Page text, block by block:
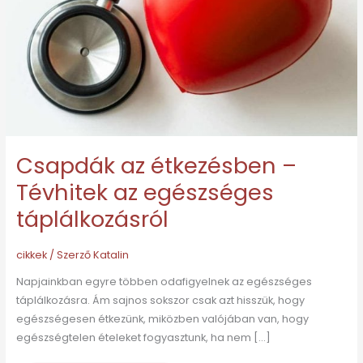
Csapdák az étkezésben –
Tévhitek az egészséges
táplálkozásról
cikkek/ SzerzőKatalin
Napjainkban egyre többen odafigyelnek az egészséges
táplálkozásra. Ám sajnos sokszor csak azt hisszük, hogy
egészségesen étkezünk, miközben valójában van, hogy
egészségtelen ételeket fogyasztunk, ha nem […]
az
egészséges
táplálkozásról